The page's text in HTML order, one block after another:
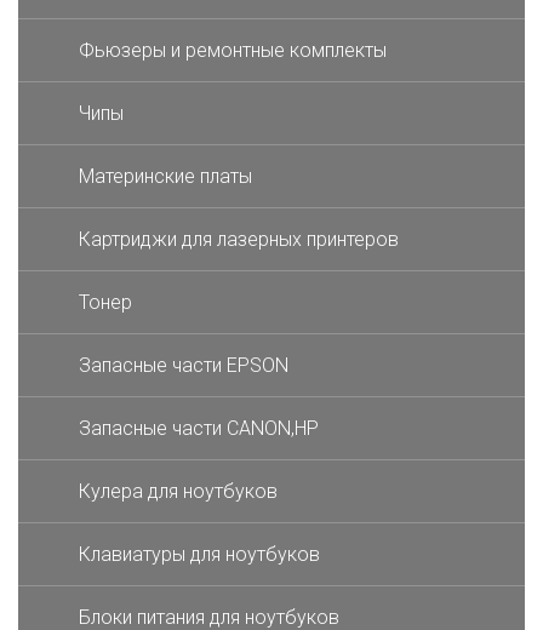
Фьюзеры и ремонтные комплекты
Чипы
Материнские платы
Картриджи для лазерных принтеров
Тонер
Запасные части EPSON
Запасные части CANON,HP
Кулера для ноутбуков
Клавиатуры для ноутбуков
Блоки питания для ноутбуков